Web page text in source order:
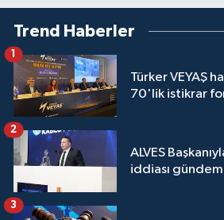
Trend Haberler
Türker VEYAŞ
70'lik istikrar
1
ALVES
iddiası
2
3